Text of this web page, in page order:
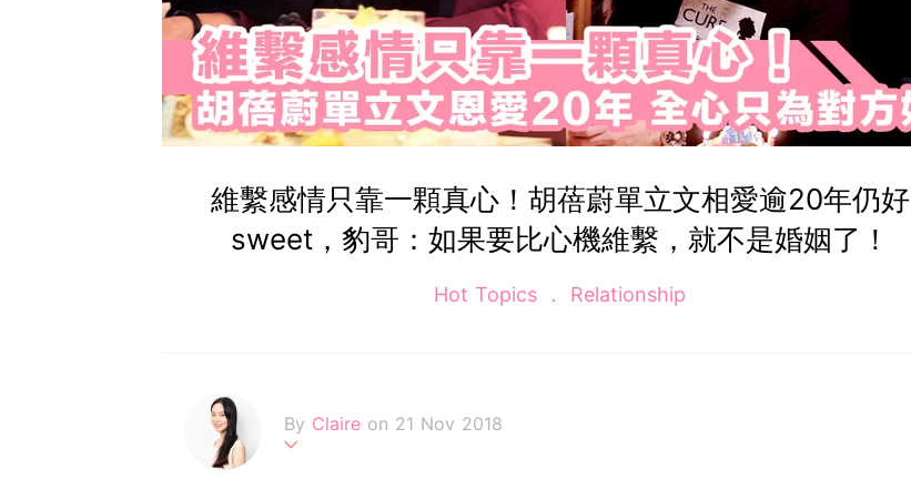
維繫感情只靠一顆真心！胡蓓蔚單立文相愛逾20年仍好
sweet，豹哥：如果要比心機維繫，就不是婚姻了！
Hot Topics Relationship
By Claire on 21 Nov 2018